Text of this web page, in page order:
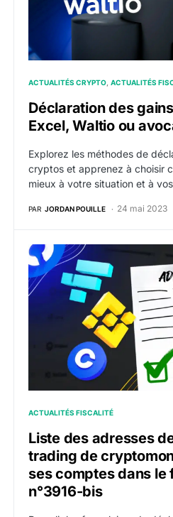
ACTUALITÉS CRYPTO ACTUALITÉS
Déclaration des
Excel, Waltio ou
Explorez les méthodes de
cryptos et apprenez à choisir
mieux à votre situation et à
PAR JORDAN POUILLE 24 mai 2023
Liste des adresses des
ACTUALITÉS FISCALITÉ
Liste des adresses
trading de
ses comptes dans le
n°3916-bis